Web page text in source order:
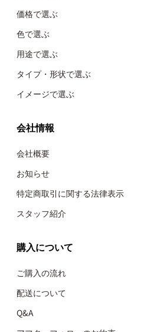
価格で選ぶ
色で選ぶ
用途で選ぶ
タイプ・形状で選ぶ
イメージで選ぶ
会社情報
会社概要
お知らせ
特定商取引に関する法律表示
スタッフ紹介
購入について
ご購入の流れ
配送について
Q&A